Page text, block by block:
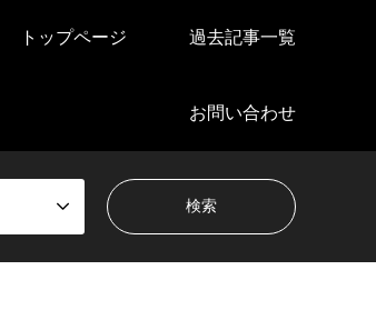
トップページ 過去記事一覧
お問い合わせ